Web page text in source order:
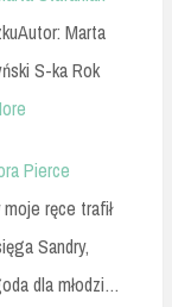
Marta
S-ka Rok
Pierce
ręce trafił
Sandry,
dla młodzi…